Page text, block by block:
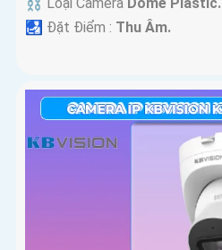
️🛃 Đặt Điểm : Thu Âm.